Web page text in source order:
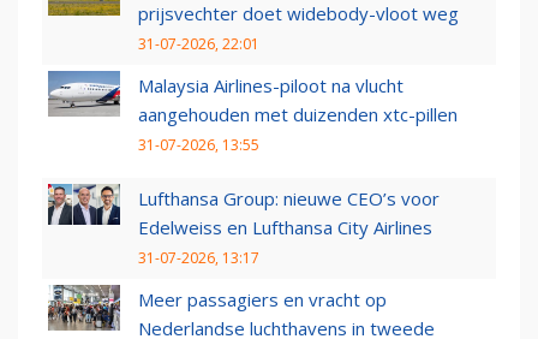
prijsvechter doet widebody-vloot weg
31-07-2026, 22:01
Malaysia Airlines-piloot na vlucht
aangehouden met duizenden xtc-pillen
31-07-2026, 13:55
Lufthansa Group: nieuwe CEO’s voor
Edelweiss en Lufthansa City Airlines
31-07-2026, 13:17
Meer passagiers en vracht op
Nederlandse luchthavens in tweede